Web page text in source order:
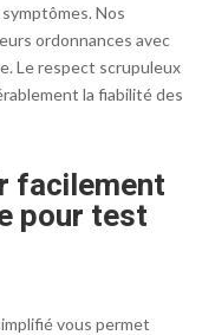
Nos
ordonnances avec
Le respect scrupuleux
la fiabilité des
facilement
pour test
vous permet